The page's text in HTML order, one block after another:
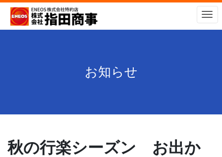
ナ
お知らせ
秋の行楽シーズン お出か